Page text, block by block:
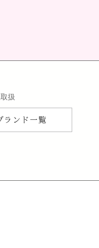
扱
ランド一覧